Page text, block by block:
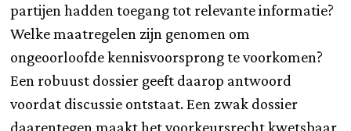
partijen hadden toegang tot relevante informatie?
Welke maatregelen zijn genomen om
ongeoorloofde kennisvoorsprong te voorkomen?
Een robuust dossier geeft daarop antwoord
voordat discussie ontstaat. Een zwak dossier
daarentegen maakt het voorkeursrecht kwetsbaar